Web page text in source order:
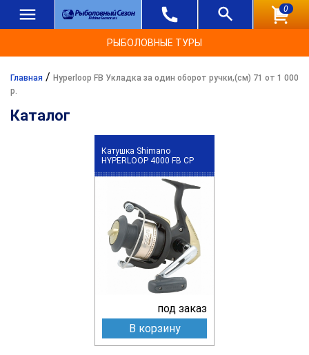
0
РЫБОЛОВНЫЕ ТУРЫ
Главная / Hyperloop FB Укладка за один оборот ручки,(см) 71 от 1 000
р.
Каталог
Катушка Shimano
HYPERLOOP 4000 FB CP
под заказ
В корзину